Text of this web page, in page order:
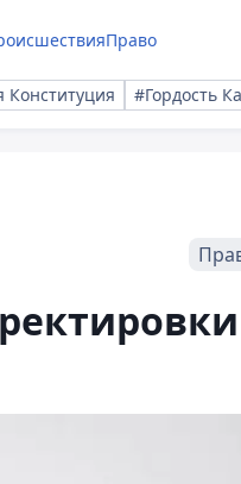
Право
Конституция #Гордость